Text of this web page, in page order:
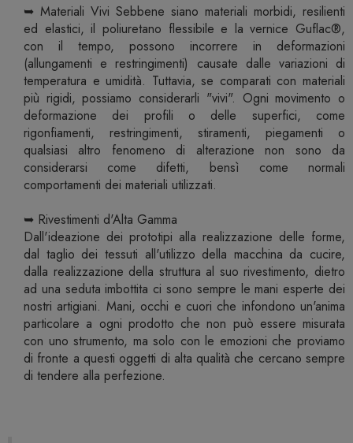
➥ Materiali Vivi Sebbene siano materiali morbidi, resilienti
ed elastici, il poliuretano flessibile e la vernice Guflac®,
con il tempo, possono incorrere in deformazioni
(allungamenti e restringimenti) causate dalle variazioni di
temperatura e umidità. Tuttavia, se comparati con materiali
più rigidi, possiamo considerarli "vivi". Ogni movimento o
deformazione dei profili o delle superfici, come
rigonfiamenti, restringimenti, stiramenti, piegamenti o
qualsiasi altro fenomeno di alterazione non sono da
considerarsi come difetti, bensì come normali
comportamenti dei materiali utilizzati.
➥ Rivestimenti d'Alta Gamma
Dall'ideazione dei prototipi alla realizzazione delle forme,
dal taglio dei tessuti all'utilizzo della macchina da cucire,
dalla realizzazione della struttura al suo rivestimento, dietro
ad una seduta imbottita ci sono sempre le mani esperte dei
nostri artigiani. Mani, occhi e cuori che infondono un'anima
particolare a ogni prodotto che non può essere misurata
con uno strumento, ma solo con le emozioni che proviamo
di fronte a questi oggetti di alta qualità che cercano sempre
di tendere alla perfezione.